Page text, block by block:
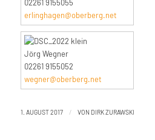
02261 9155055
erlinghagen@oberberg.net
Jörg Wegner
02261 9155052
wegner@oberberg.net
1. AUGUST 2017 / VON DIRK ZURAWSKI